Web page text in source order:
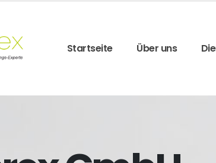
Startseite Über uns